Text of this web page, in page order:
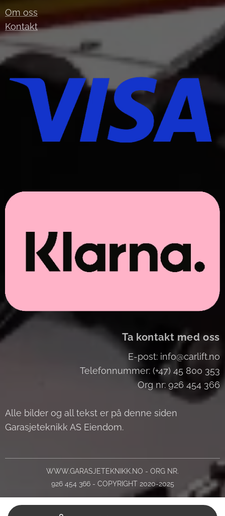
Om oss
Kontakt
Ta kontakt med oss
E-post: info@carlift.no
Telefonnummer: (+47) 45 800 353
Org nr: 926 454 366
Alle bilder og all tekst er på denne siden
Garasjeteknikk AS Eiendom.
WWW.GARASJETEKNIKK.NO - ORG NR.
926 454 366 - COPYRIGHT 2020-2025